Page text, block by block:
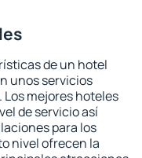
de un hotel
unos servicios
mejores hoteles
de servicio así
para los
nivel ofrecen la